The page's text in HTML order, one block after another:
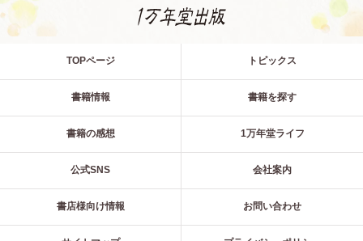
TOPページ トピックス
書籍情報 書籍を探す
書籍の感想 1万年堂ライフ
公式SNS 会社案内
書店様向け情報 お問い合わせ